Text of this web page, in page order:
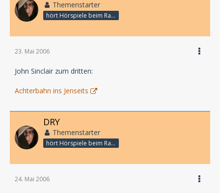
Themenstarter
hört Hörspiele beim Rasenmähen
23. Mai 2006
John Sinclair zum dritten:
Achterbahn ins Jenseits
DRY
Themenstarter
hört Hörspiele beim Rasenmähen
24. Mai 2006